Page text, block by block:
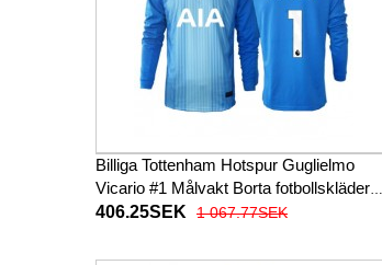
Billiga Tottenham Hotspur Guglielmo
Vicario #1 Målvakt Borta fotbollskläder
2025-26 Långärmad
406.25SEK 1 067.77SEK